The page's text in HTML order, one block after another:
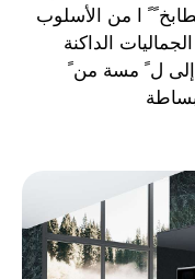
ا من الأسلوب
الداكنة
إلى ل ً مسة من